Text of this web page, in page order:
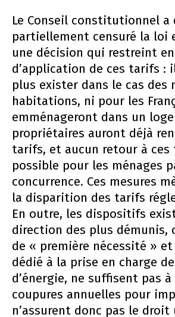
Le Conseil constitutionnel a
partiellement censuré la loi
une décision qui restreint
d’application de ces tarifs :
plus exister dans le cas des
habitations, ni pour les
emménageront dans un
propriétaires auront déjà
tarifs, et aucun retour à ces
possible pour les ménages
concurrence. Ces mesures
la disparition des tarifs
En outre, les dispositifs
direction des plus démunis,
de « première nécessité »
dédié à la prise en charge
d’énergie, ne suffisent pas
coupures annuelles pour
n’assurent donc pas le droit